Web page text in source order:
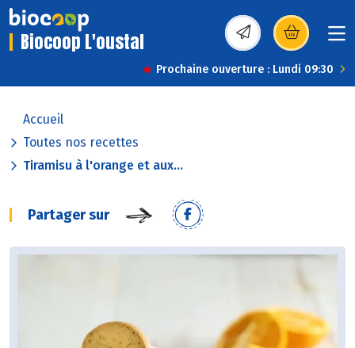
Biocoop L'oustal (s’ouvre dans une
Prochaine ouverture : Lundi 09:30
Accueil
Toutes nos recettes
Tiramisu à l'orange et aux...
Partager sur